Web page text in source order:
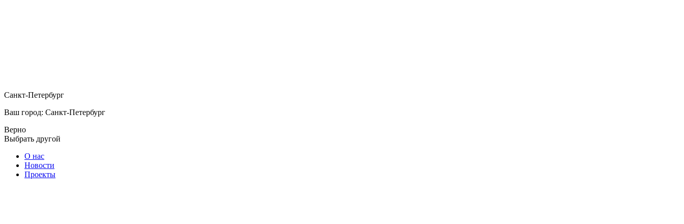
Санкт-Петербург
Ваш город: Санкт-Петербург
Верно
Выбрать другой
О нас
Новости
Проекты